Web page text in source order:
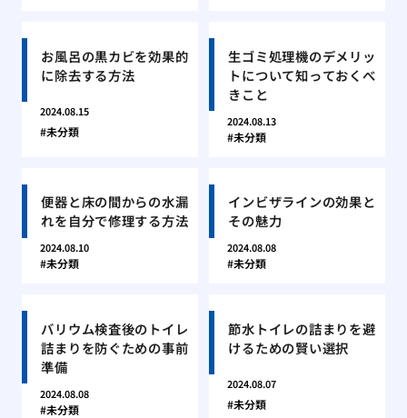
お風呂の黒カビを効果的
に除去する方法
2024.08.15
未分類
生ゴミ処理機のデメリッ
トについて知っておくべ
きこと
2024.08.13
未分類
便器と床の間からの水漏
れを自分で修理する方法
2024.08.10
未分類
インビザラインの効果と
その魅力
2024.08.08
未分類
バリウム検査後のトイレ
詰まりを防ぐための事前
準備
2024.08.08
未分類
節水トイレの詰まりを避
けるための賢い選択
2024.08.07
未分類